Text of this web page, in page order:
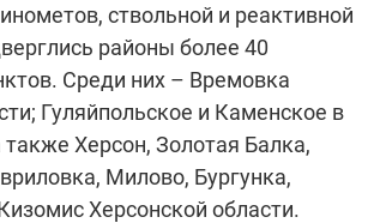
ствольной и реактивной
районы более 40
Среди них – Времовка
Гуляйпольское и Каменское в
Херсон, Золотая Балка,
Милово, Бургунка,
Херсонской области.